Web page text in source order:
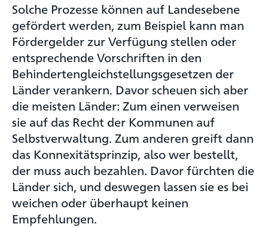
Solche Prozesse können auf Landesebene
gefördert werden, zum Beispiel kann man
Fördergelder zur Verfügung stellen oder
entsprechende Vorschriften in den
Behindertengleichstellungsgesetzen der
Länder verankern. Davor scheuen sich aber
die meisten Länder: Zum einen verweisen
sie auf das Recht der Kommunen auf
Selbstverwaltung. Zum anderen greift dann
das Konnexitätsprinzip, also wer bestellt,
der muss auch bezahlen. Davor fürchten die
Länder sich, und deswegen lassen sie es bei
weichen oder überhaupt keinen
Empfehlungen.